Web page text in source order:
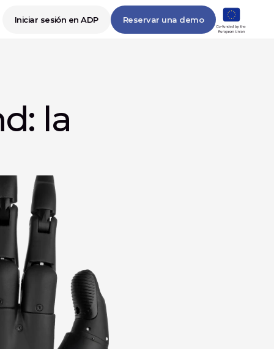
Iniciar sesión en ADP Reservar una demo
la